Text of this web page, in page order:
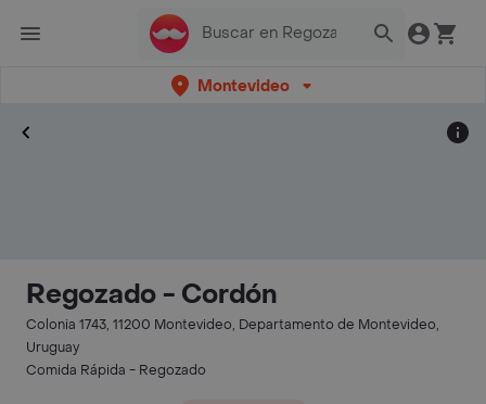
Montevideo
Regozado - Cordón
Colonia 1743, 11200 Montevideo, Departamento de Montevideo,
Uruguay
Comida Rápida - Regozado